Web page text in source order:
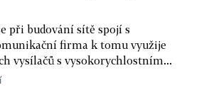
při budování sítě spojí s
firma k tomu využije
vysílačů s vysokorychlostním...